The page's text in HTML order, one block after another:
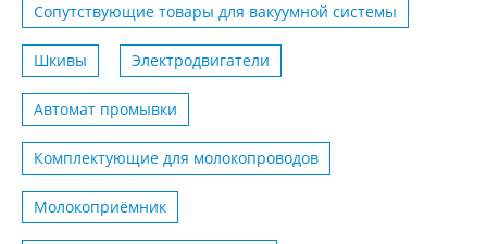
Сопутствующие товары для вакуумной системы
Шкивы Электродвигатели
Автомат промывки
Комплектующие для молокопроводов
Молокоприёмник